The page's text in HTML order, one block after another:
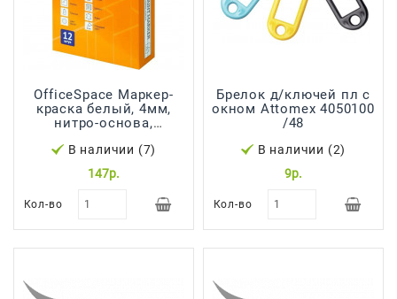
Канцтовары
Одноразовая
Упаковка
Освежители
Воздуха
Туалетная
Огород
OfficeSpace Маркер-
краска белый, 4мм,
нитро-основа,
за шт.)
В наличии (7)
147р.
Кол-во
Брелок д/ключей пл с
окном Attomex 4050100
/48
В наличии (2)
9р.
Кол-во